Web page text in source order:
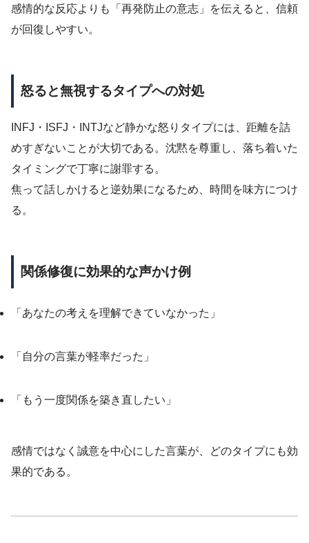
感情的な反応よりも「再発防止の意志」を伝えると、信頼
が回復しやすい。
怒ると無視するタイプへの対処
INFJ・ISFJ・INTJなど静かな怒りタイプには、距離を詰
めすぎないことが大切である。沈黙を尊重し、落ち着いた
タイミングで丁寧に謝罪する。
焦って話しかけると逆効果になるため、時間を味方につけ
る。
関係修復に効果的な声かけ例
「あなたの考えを理解できていなかった」
「自分の言葉が軽率だった」
「もう一度関係を築き直したい」
感情ではなく誠意を中心にした言葉が、どのタイプにも効
果的である。